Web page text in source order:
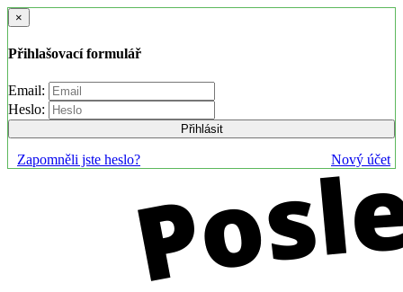
×
Přihlašovací formulář
Email:
Heslo:
Přihlásit
Zapomněli jste heslo? Nový účet